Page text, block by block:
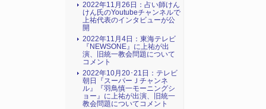
2022年11月26日：占い師けん
けん氏のYoutubeチャンネルで
上祐代表のインタビューが公
開
2022年11月4日：東海テレビ
『NEWSONE』に上祐が出
演、旧統一教会問題について
コメント
2022年10月20･21日：テレビ
朝日『スーパーＪチャンネ
ル』『羽鳥慎一モーニングシ
ョー』に上祐が出演、旧統一
教会問題についてコメント